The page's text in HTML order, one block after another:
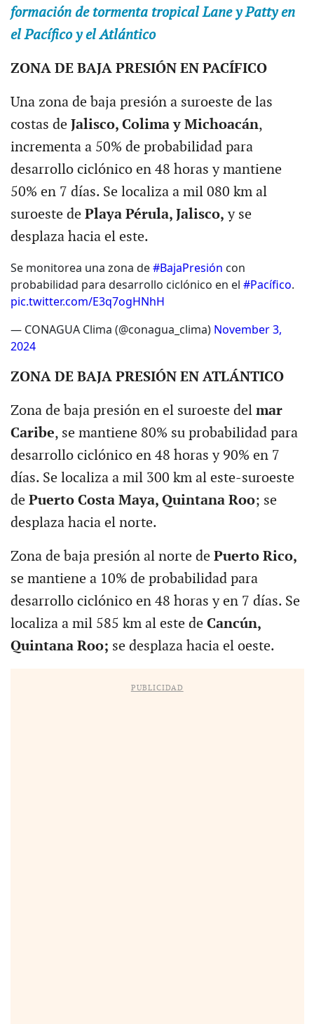
formación de tormenta tropical Lane y Patty en
el Pacífico y el Atlántico
ZONA DE BAJA PRESIÓN EN PACÍFICO
Una zona de baja presión a suroeste de las
costas de Jalisco, Colima y Michoacán,
incrementa a 50% de probabilidad para
desarrollo ciclónico en 48 horas y mantiene
50% en 7 días. Se localiza a mil 080 km al
suroeste de Playa Pérula, Jalisco, y se
desplaza hacia el este.
Se monitorea una zona de#BajaPresión con
probabilidad para desarrollo ciclónico en el #Pacífico.
pic.twitter.com/E3q7ogHNhH
— CONAGUA Clima (@conagua_clima) November 3,
2024
ZONA DE BAJA PRESIÓN EN ATLÁNTICO
Zona de baja presión en el suroeste del mar
Caribe, se mantiene 80% su probabilidad para
desarrollo ciclónico en 48 horas y 90% en 7
días. Se localiza a mil 300 km al este-suroeste
de Puerto Costa Maya, Quintana Roo; se
desplaza hacia el norte.
Zona de baja presión al norte de Puerto Rico,
se mantiene a 10% de probabilidad para
desarrollo ciclónico en 48 horas y en 7 días. Se
localiza a mil 585 km al este de Cancún,
Quintana Roo; se desplaza hacia el oeste.
PUBLICIDAD